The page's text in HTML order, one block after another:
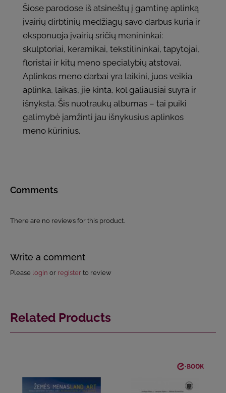
Šiose parodose iš atsineštų į gamtinę aplinką
įvairių dirbtinių medžiagų savo darbus kuria ir
eksponuoja įvairių sričių menininkai:
skulptoriai, keramikai, tekstilininkai, tapytojai,
floristai ir kitų meno specialybių atstovai.
Aplinkos meno darbai yra laikini, juos veikia
aplinka, laikas, jie kinta, kol galiausiai suyra ir
išnyksta. Šis nuotraukų albumas – tai puiki
galimybė įamžinti jau išnykusius aplinkos
meno kūrinius.
Comments
There are no reviews for this product.
Write a comment
Please login or register to review
Related Products